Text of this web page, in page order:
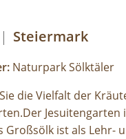
| Steiermark
Naturpark Sölktäler
die Vielfalt der
Jesuitengarten
Großsölk ist als Lehr-